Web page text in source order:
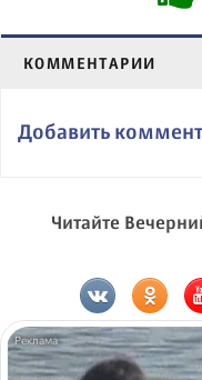
КОММЕНТАРИИ
Добавить
Читайте